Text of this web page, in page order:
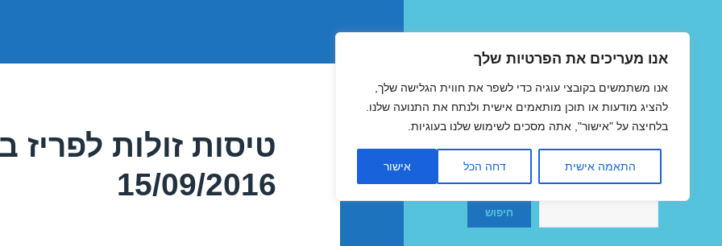
אנו מעריכים את הפרטיות שלך
אנו משתמשים בקובצי עוגיה כדי לשפר את חווית הגלישה שלך,
להציג מודעות או תוכן מותאמים אישית ולנתח את התנועה שלנו.
בלחיצה על "אישור", אתה מסכים לשימוש שלנו בעוגיות.
התאמה אישית דחה הכל אישור
MegaFlights טיסות מוזלות
חיפוש
חיפוש
טיסות זולות
15/09/2016